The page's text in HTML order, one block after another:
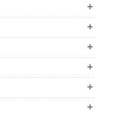
+
+
+
+
+
+